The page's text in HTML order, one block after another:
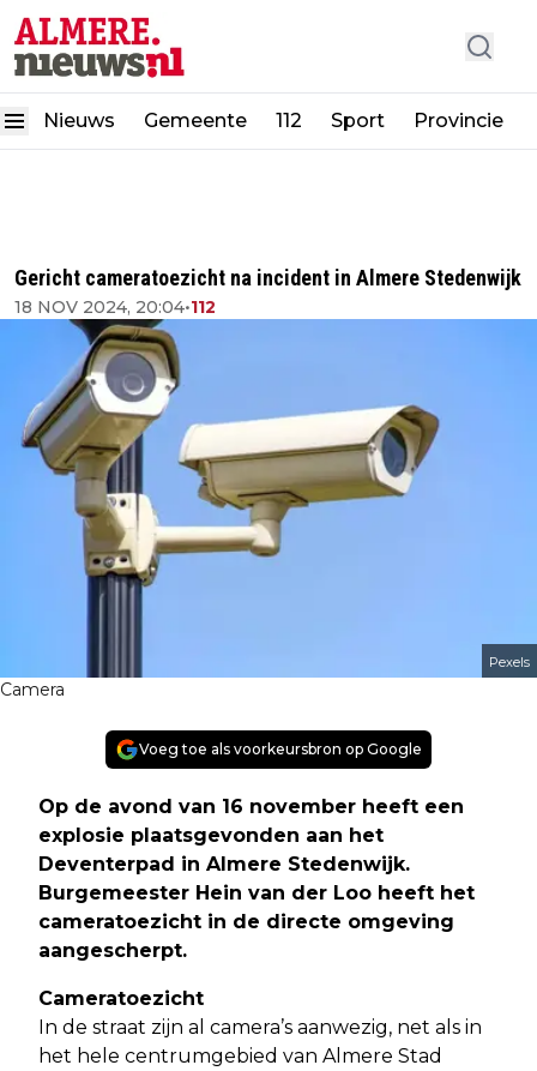
Nieuws Gemeente 112 Sport Provincie
Gericht cameratoezicht na incident in Almere Stedenwijk
18 NOV 2024, 20:04•112
Pexels
Camera
Voeg toe als voorkeursbron op Google
Op de avond van 16 november heeft een
explosie plaatsgevonden aan het
Deventerpad in Almere Stedenwijk.
Burgemeester Hein van der Loo heeft het
cameratoezicht in de directe omgeving
aangescherpt.
Cameratoezicht
In de straat zijn al camera’s aanwezig, net als in
het hele centrumgebied van Almere Stad